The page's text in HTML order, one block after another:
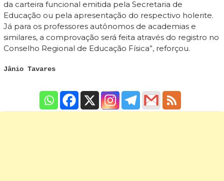
da carteira funcional emitida pela Secretaria de
Educação ou pela apresentação do respectivo holerite.
Já para os professores autônomos de academias e
similares, a comprovação será feita através do registro no
Conselho Regional de Educação Física”, reforçou.
Jânio Tavares